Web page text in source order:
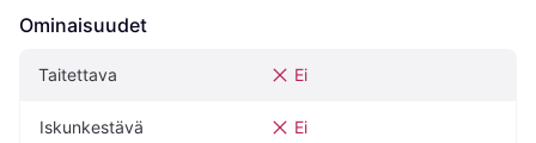
Ominaisuudet
Taitettava Ei
Iskunkestävä Ei